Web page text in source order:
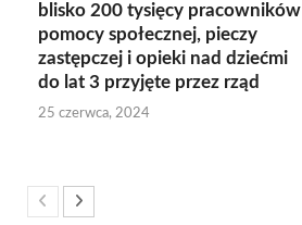
blisko 200 tysięcy pracowników
pomocy społecznej, pieczy
zastępczej i opieki nad dziećmi
do lat 3 przyjęte przez rząd
25 czerwca, 2024